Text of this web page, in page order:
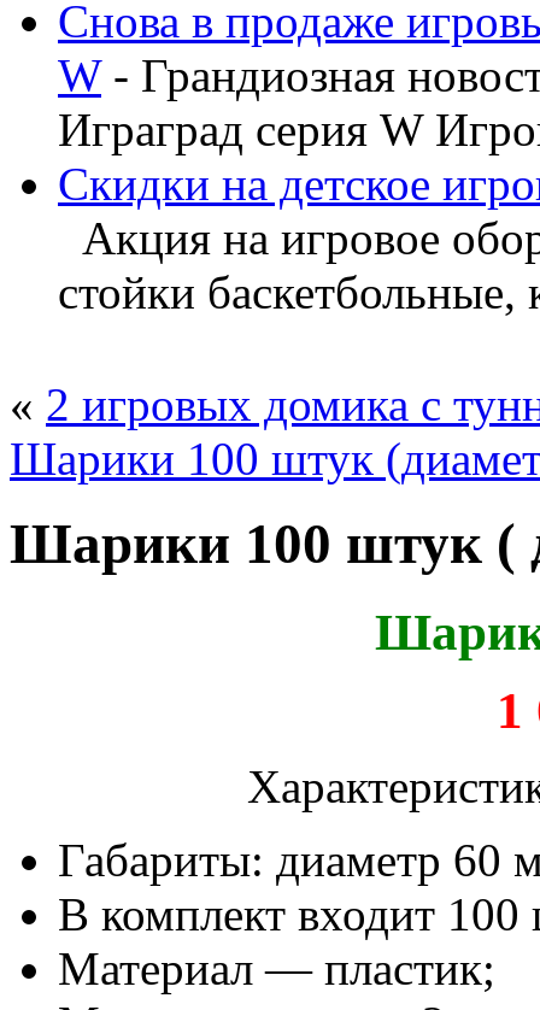
Снова в продаже
W- Грандиозная
Играград серия W
Скидки на детское
Акция на игровое
стойки баскетбольные,
« 2 игровых домика с
Шарики 100 штук
Шарики 100 штук (
1
Габариты: диаметр 60
В комплект входит 100
Материал — пластик;